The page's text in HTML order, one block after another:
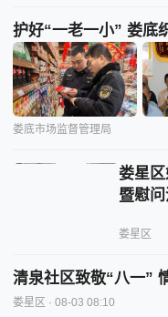
护好“一老一小” 娄底
娄底市场监督管理局
娄星
暨慰
娄星区
清泉社区致敬“八一”
娄星区 · 08-03 08:10